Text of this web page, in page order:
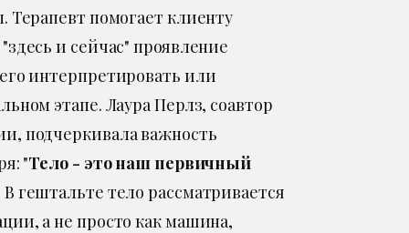
помогает клиенту
и сейчас" проявление
интерпретировать или
этапе. Лаура Перлз, соавтор
подчеркивала важность
"Тело - это наш первичный
В гештальте тело рассматривается
а не просто как машина,